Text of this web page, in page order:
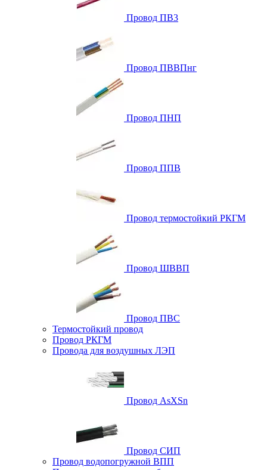
Провод ПВ3
Провод ПВВПнг
Провод ПНП
Провод ППВ
Провод термостойкий РКГМ
Провод ШВВП
Провод ПВС
Термостойкий провод
Провод РКГМ
Провода для воздушных ЛЭП
Провод AsXSn
Провод СИП
Провод водопогружной ВПП